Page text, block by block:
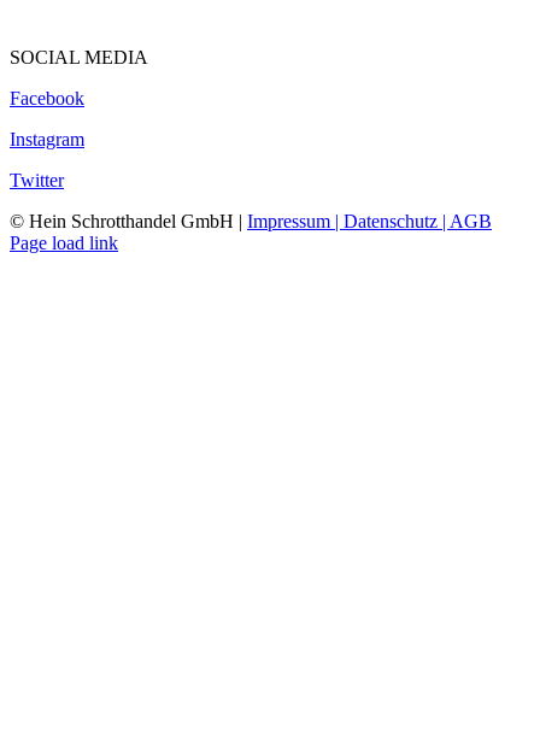
SOCIAL MEDIA
Facebook
Instagram
Twitter
© Hein Schrotthandel GmbH | Impressum | Datenschutz | AGB
Page load link